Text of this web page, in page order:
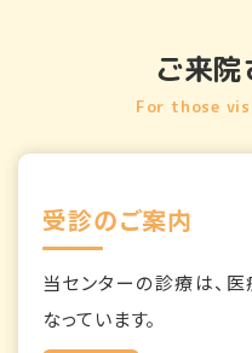
ご来
For those
受診のご案内
当センターの診療は、
なっています。